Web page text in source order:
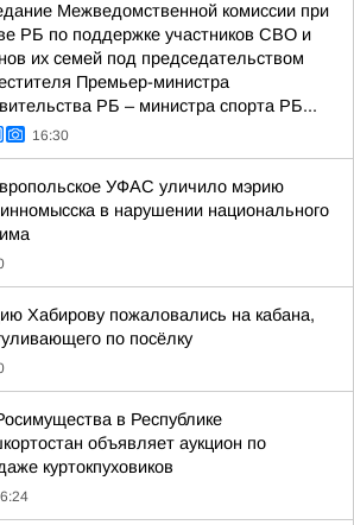
Межведомственной комиссии при
РБ по поддержке участников СВО и
их семей под председательством
Премьер-министра
РБ – министра спорта РБ...
16:30
УФАС уличило мэрию
в нарушении национального
Хабирову пожаловались на кабана,
по посёлку
в Республике
объявляет аукцион по
куртокпуховиков